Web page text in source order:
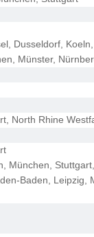
Dusseldorf,
Münster,
North Rhine
München,
Baden, Leipzig,